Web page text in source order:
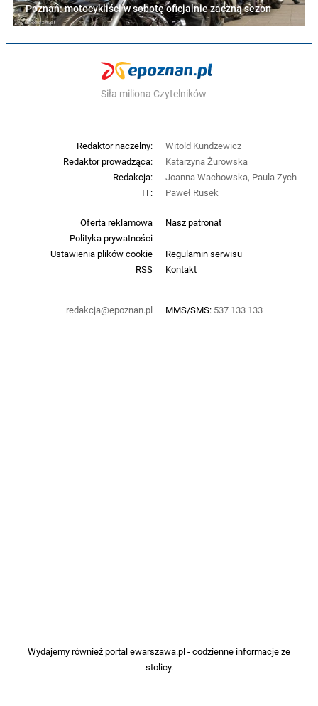
Poznań: motocykliści w sobotę oficjalnie zaczną sezon
Siła miliona Czytelników
Oferta reklamowa
Nasz patronat
Polityka prywatności
Ustawienia plików cookie
Regulamin serwisu
RSS
Kontakt
redakcja@epoznan.pl MMS/SMS: 537 133 133
Redaktor naczelny:
Witold Kundzewicz
Redaktor prowadząca:
Katarzyna Żurowska
Redakcja:
Joanna Wachowska, Paula Zych
IT:
Paweł Rusek
Wydajemy również portalewarszawa.pl- codzienne informacje ze
stolicy.